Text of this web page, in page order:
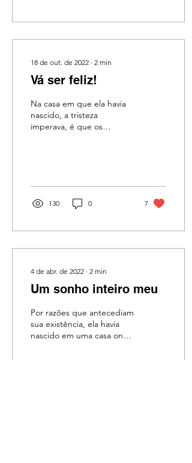
18 de out. de 2022 ∙ 2 min
Vá ser feliz!
Na casa em que ela havia
nascido, a tristeza
imperava, é que os
130 0 7
4 de abr. de 2022 ∙ 2 min
Um sonho inteiro meu
Por razões que antecediam
sua existência, ela havia
nascido em uma casa onde